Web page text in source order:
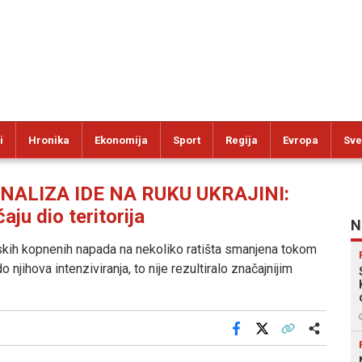
Hronika Ekonomija Sport Regija Evropa
IDE NA RUKU UKRAJINI:
dio teritorija
kopnenih napada na nekoliko ratišta smanjena tokom
njihova intenziviranja, to nije rezultiralo značajnijim
Facebook